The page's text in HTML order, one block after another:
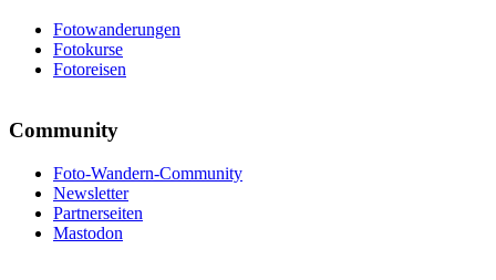
Fotowanderungen
Fotokurse
Fotoreisen
Community
Foto-Wandern-Community
Newsletter
Partnerseiten
Mastodon